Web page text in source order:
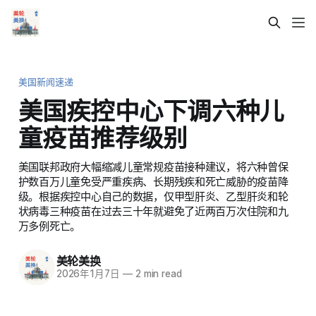
美国新闻速递
美国疾控中心下调六种儿
童疫苗推荐级别
美国联邦政府大幅缩减儿童常规疫苗接种建议，将六种曾保
护数百万儿童免受严重疾病、长期残疾和死亡威胁的疫苗降
级。根据疾控中心自己的数据，仅甲型肝炎、乙型肝炎和轮
状病毒三种疫苗在过去三十年就避免了近两百万次住院和九
万多例死亡。
美轮美换
2026年1月7日 —2 min read